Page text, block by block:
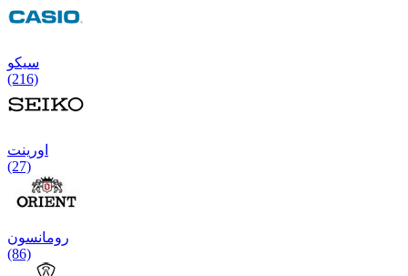
سیکو
(216)
اورینت
(27)
رومانسون
(86)